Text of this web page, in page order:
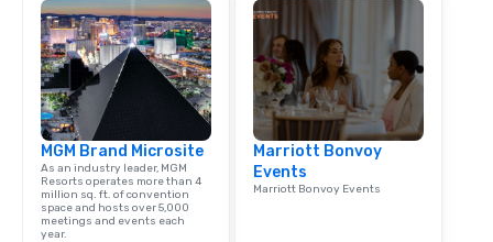
MGM Brand Microsite
As an industry leader, MGM
Resorts operates more than 4
million sq. ft. of convention
space and hosts over 5,000
meetings and events each
year.
Marriott Bonvoy
Events
Marriott Bonvoy Events